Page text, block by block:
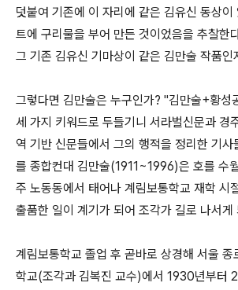
덧붙여 기존에 이 자리에 같은 김유신 동상이
트에 구리물을 부어 만든 것이었음을 추찰한
그 기존 김유신 기마상이 같은 김만술 작품인
그렇다면 김만술은 누구인가? "김만술+황성
세 가지 키워드로 두들기니 서라벌신문과 경
역 기반 신문들에서 그의 행적을 정리한 기사
를 종합컨대 김만술(1911~1996)은 호를 수
주 노동동에서 태어나 계림보통학교 재학 시
출품한 일이 계기가 되어 조각가 길로 나서게
계림보통학교 졸업 후 곧바로 상경해 서울 종
학교(조각과 김복진 교수)에서 1930년부터